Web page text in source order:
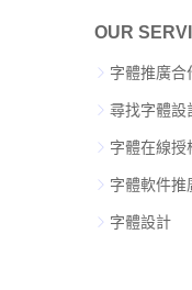
OUR
字體推廣合
尋找字體設
字體在線授
字體軟件推
字體設計